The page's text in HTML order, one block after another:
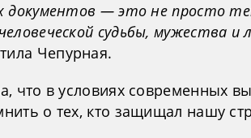
документов — это не просто
судьбы, мужества и
Чепурная.
что в условиях современных
о тех, кто защищал нашу